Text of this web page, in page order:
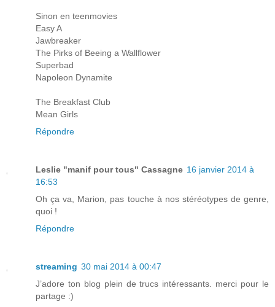
Sinon en teenmovies
Easy A
Jawbreaker
The Pirks of Beeing a Wallflower
Superbad
Napoleon Dynamite
The Breakfast Club
Mean Girls
Répondre
Leslie "manif pour tous" Cassagne 16 janvier 2014 à
16:53
Oh ça va, Marion, pas touche à nos stéréotypes de genre,
quoi !
Répondre
streaming 30 mai 2014 à 00:47
J’adore ton blog plein de trucs intéressants. merci pour le
partage :)